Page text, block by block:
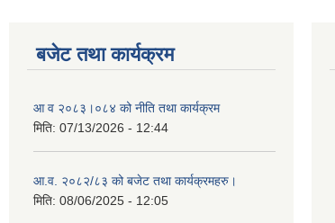
बजेट तथा कार्यक्रम
आ व २०८३।०८४ को नीति तथा कार्यक्रम
मिति: 07/13/2026 - 12:44
आ.व. २०८२/८३ को बजेट तथा कार्यक्रमहरु।
मिति: 08/06/2025 - 12:05